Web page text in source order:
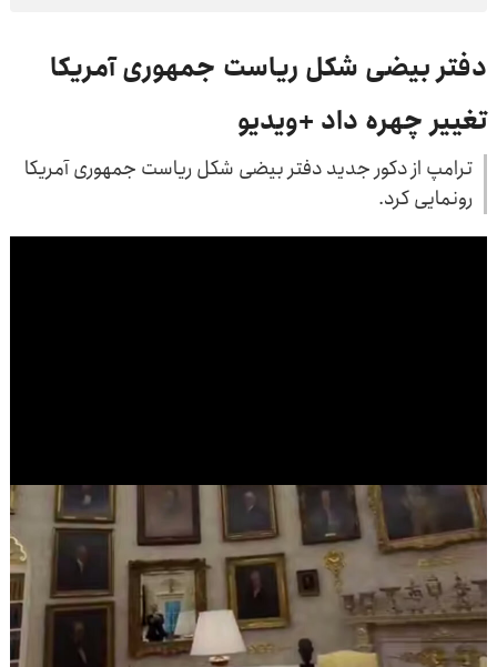
دفتر بیضی شکل ریاست جمهوری آمریکا
تغییر چهره داد +ویدیو
ترامپ از دکور جدید دفتر بیضی شکل ریاست جمهوری آمریکا
رونمایی کرد.